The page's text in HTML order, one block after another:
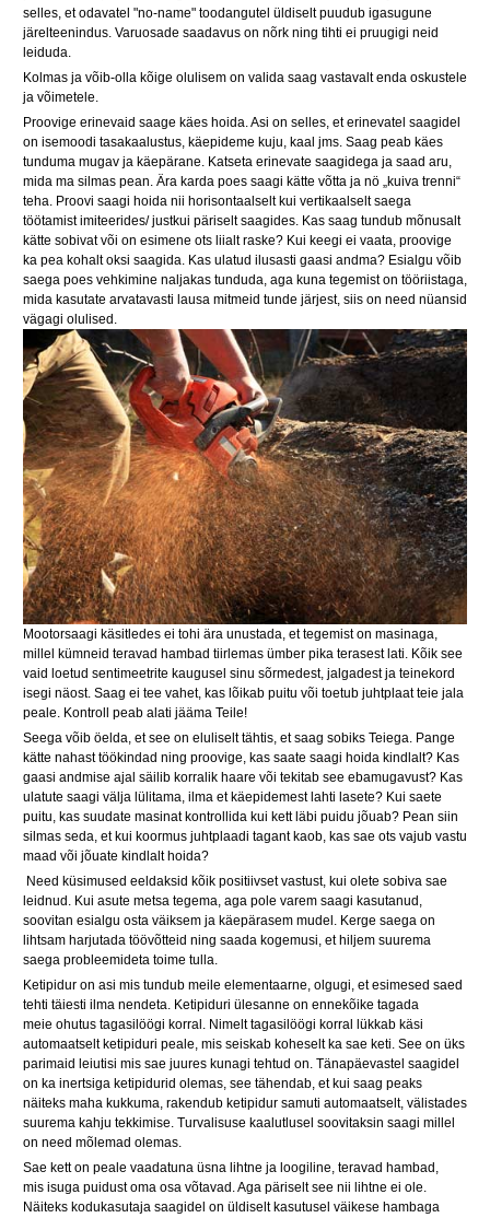
selles, et odavatel "no-name" toodangutel üldiselt puudub igasugune
järelteenindus. Varuosade saadavus on nõrk ning tihti ei pruugigi neid
leiduda.
Kolmas ja võib-olla kõige olulisem on valida saag vastavalt enda oskustele
ja võimetele.
Proovige erinevaid saage käes hoida. Asi on selles, et erinevatel saagidel
on isemoodi tasakaalustus, käepideme kuju, kaal jms. Saag peab käes
tunduma mugav ja käepärane. Katseta erinevate saagidega ja saad aru,
mida ma silmas pean. Ära karda poes saagi kätte võtta ja nö „kuiva trenni“
teha. Proovi saagi hoida nii horisontaalselt kui vertikaalselt saega
töötamist imiteerides/ justkui päriselt saagides. Kas saag tundub mõnusalt
kätte sobivat või on esimene ots liialt raske? Kui keegi ei vaata, proovige
ka pea kohalt oksi saagida. Kas ulatud ilusasti gaasi andma? Esialgu võib
saega poes vehkimine naljakas tunduda, aga kuna tegemist on tööriistaga,
mida kasutate arvatavasti lausa mitmeid tunde järjest, siis on need nüansid
vägagi olulised.
Mootorsaagi käsitledes ei tohi ära unustada, et tegemist on masinaga,
millel kümneid teravad hambad tiirlemas ümber pika terasest lati. Kõik see
vaid loetud sentimeetrite kaugusel sinu sõrmedest, jalgadest ja teinekord
isegi näost. Saag ei tee vahet, kas lõikab puitu või toetub juhtplaat teie jala
peale. Kontroll peab alati jääma Teile!
Seega võib öelda, et see on eluliselt tähtis, et saag sobiks Teiega. Pange
kätte nahast töökindad ning proovige, kas saate saagi hoida kindlalt? Kas
gaasi andmise ajal säilib korralik haare või tekitab see ebamugavust? Kas
ulatute saagi välja lülitama, ilma et käepidemest lahti lasete? Kui saete
puitu, kas suudate masinat kontrollida kui kett läbi puidu jõuab? Pean siin
silmas seda, et kui koormus juhtplaadi tagant kaob, kas sae ots vajub vastu
maad või jõuate kindlalt hoida?
Need küsimused eeldaksid kõik positiivset vastust, kui olete sobiva sae
leidnud. Kui asute metsa tegema, aga pole varem saagi kasutanud,
soovitan esialgu osta väiksem ja käepärasem mudel. Kerge saega on
lihtsam harjutada töövõtteid ning saada kogemusi, et hiljem suurema
saega probleemideta toime tulla.
Ketipidur on asi mis tundub meile elementaarne, olgugi, et esimesed saed
tehti täiesti ilma nendeta. Ketipiduri ülesanne on ennekõike tagada
meie ohutus tagasilöögi korral. Nimelt tagasilöögi korral lükkab käsi
automaatselt ketipiduri peale, mis seiskab koheselt ka sae keti. See on üks
parimaid leiutisi mis sae juures kunagi tehtud on. Tänapäevastel saagidel
on ka inertsiga ketipidurid olemas, see tähendab, et kui saag peaks
näiteks maha kukkuma, rakendub ketipidur samuti automaatselt, välistades
suurema kahju tekkimise. Turvalisuse kaalutlusel soovitaksin saagi millel
on need mõlemad olemas.
Sae kett on peale vaadatuna üsna lihtne ja loogiline, teravad hambad,
mis isuga puidust oma osa võtavad. Aga päriselt see nii lihtne ei ole.
Näiteks kodukasutaja saagidel on üldiselt kasutusel väikese hambaga